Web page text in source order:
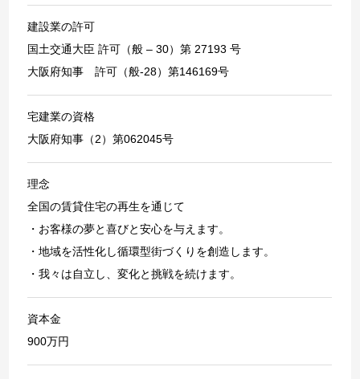
建設業の許可
国土交通大臣 許可（般 – 30）第 27193 号
大阪府知事 許可（般-28）第146169号
宅建業の資格
大阪府知事（2）第062045号
理念
全国の賃貸住宅の再生を通じて
・お客様の夢と喜びと安心を与えます。
・地域を活性化し循環型街づくりを創造します。
・我々は自立し、変化と挑戦を続けます。
資本金
900万円